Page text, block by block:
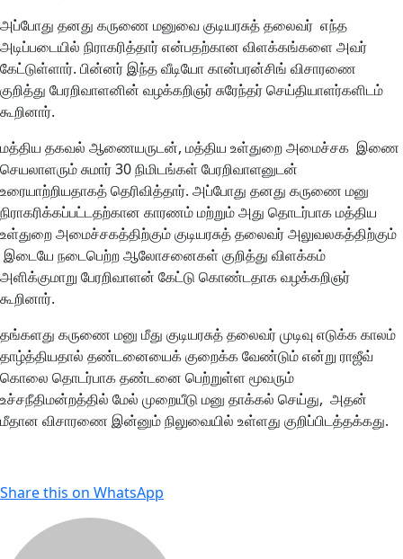
அப்போது தனது கருணை மனுவை குடியரசுத் தலைவர் எந்த
அடிப்படையில் நிராகரித்தார் என்பதற்கான விளக்கங்களை அவர்
கேட்டுள்ளார். பின்னர் இந்த வீடியோ கான்பரன்சிங் விசாரணை
குறித்து பேரறிவாளனின் வழக்கறிஞர் சுரேந்தர் செய்தியாளர்களிடம்
கூறினார்.
மத்திய தகவல் ஆணையருடன், மத்திய உள்துறை அமைச்சக இணை
செயலாளரும் சுமார் 30 நிமிடங்கள் பேரறிவாளனுடன்
உரையாற்றியதாகத் தெரிவித்தார். அப்போது தனது கருணை மனு
நிராகரிக்கப்பட்டதற்கான காரணம் மற்றும் அது தொடர்பாக மத்திய
உள்துறை அமைச்சகத்திற்கும் குடியரசுத் தலைவர் அலுவலகத்திற்கும்
இடையே நடைபெற்ற ஆலோசனைகள் குறித்து விளக்கம்
அளிக்குமாறு பேரறிவாளன் கேட்டு கொண்டதாக வழக்கறிஞர்
கூறினார்.
தங்களது கருணை மனு மீது குடியரசுத் தலைவர் முடிவு எடுக்க காலம்
தாழ்த்தியதால் தண்டனையைக் குறைக்க வேண்டும் என்று ராஜீவ்
கொலை தொடர்பாக தண்டனை பெற்றுள்ள மூவரும்
உச்சநீதிமன்றத்தில் மேல் முறையீடு மனு தாக்கல் செய்து, அதன்
மீதான விசாரணை இன்னும் நிலுவையில் உள்ளது குறிப்பிடத்தக்கது.
Share this on WhatsApp